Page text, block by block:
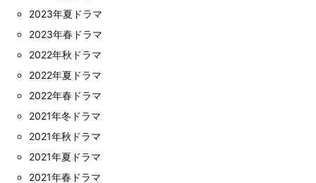
2023年夏ドラマ
2023年春ドラマ
2022年秋ドラマ
2022年夏ドラマ
2022年春ドラマ
2021年冬ドラマ
2021年秋ドラマ
2021年夏ドラマ
2021年春ドラマ